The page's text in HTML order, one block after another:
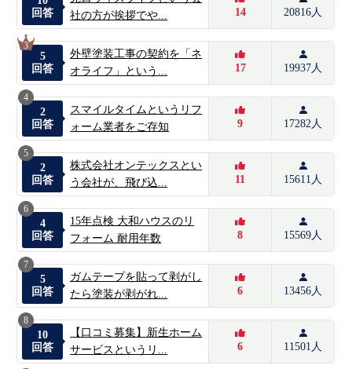
回答
社の方が挨拶でや...
14 20816人
3
5
回答
外壁塗装工事の契約を「ネ
オライフ」という...
17 19937人
4
2
回答
スマイルタイムというリフ
ォーム業者をご存知
9 17282人
5
2
回答
株式会社オンテックスとい
う会社が、飛び込...
11 15611人
6
4
回答
15年点検 大和ハウスのリ
フォーム 耐用年数
8 15569人
7
5
回答
ガムテープを貼って剥がし
たら塗装が剥がれ...
6 13456人
8
10
回答
【口コミ募集】新生ホーム
サービスというリ...
6 11501人